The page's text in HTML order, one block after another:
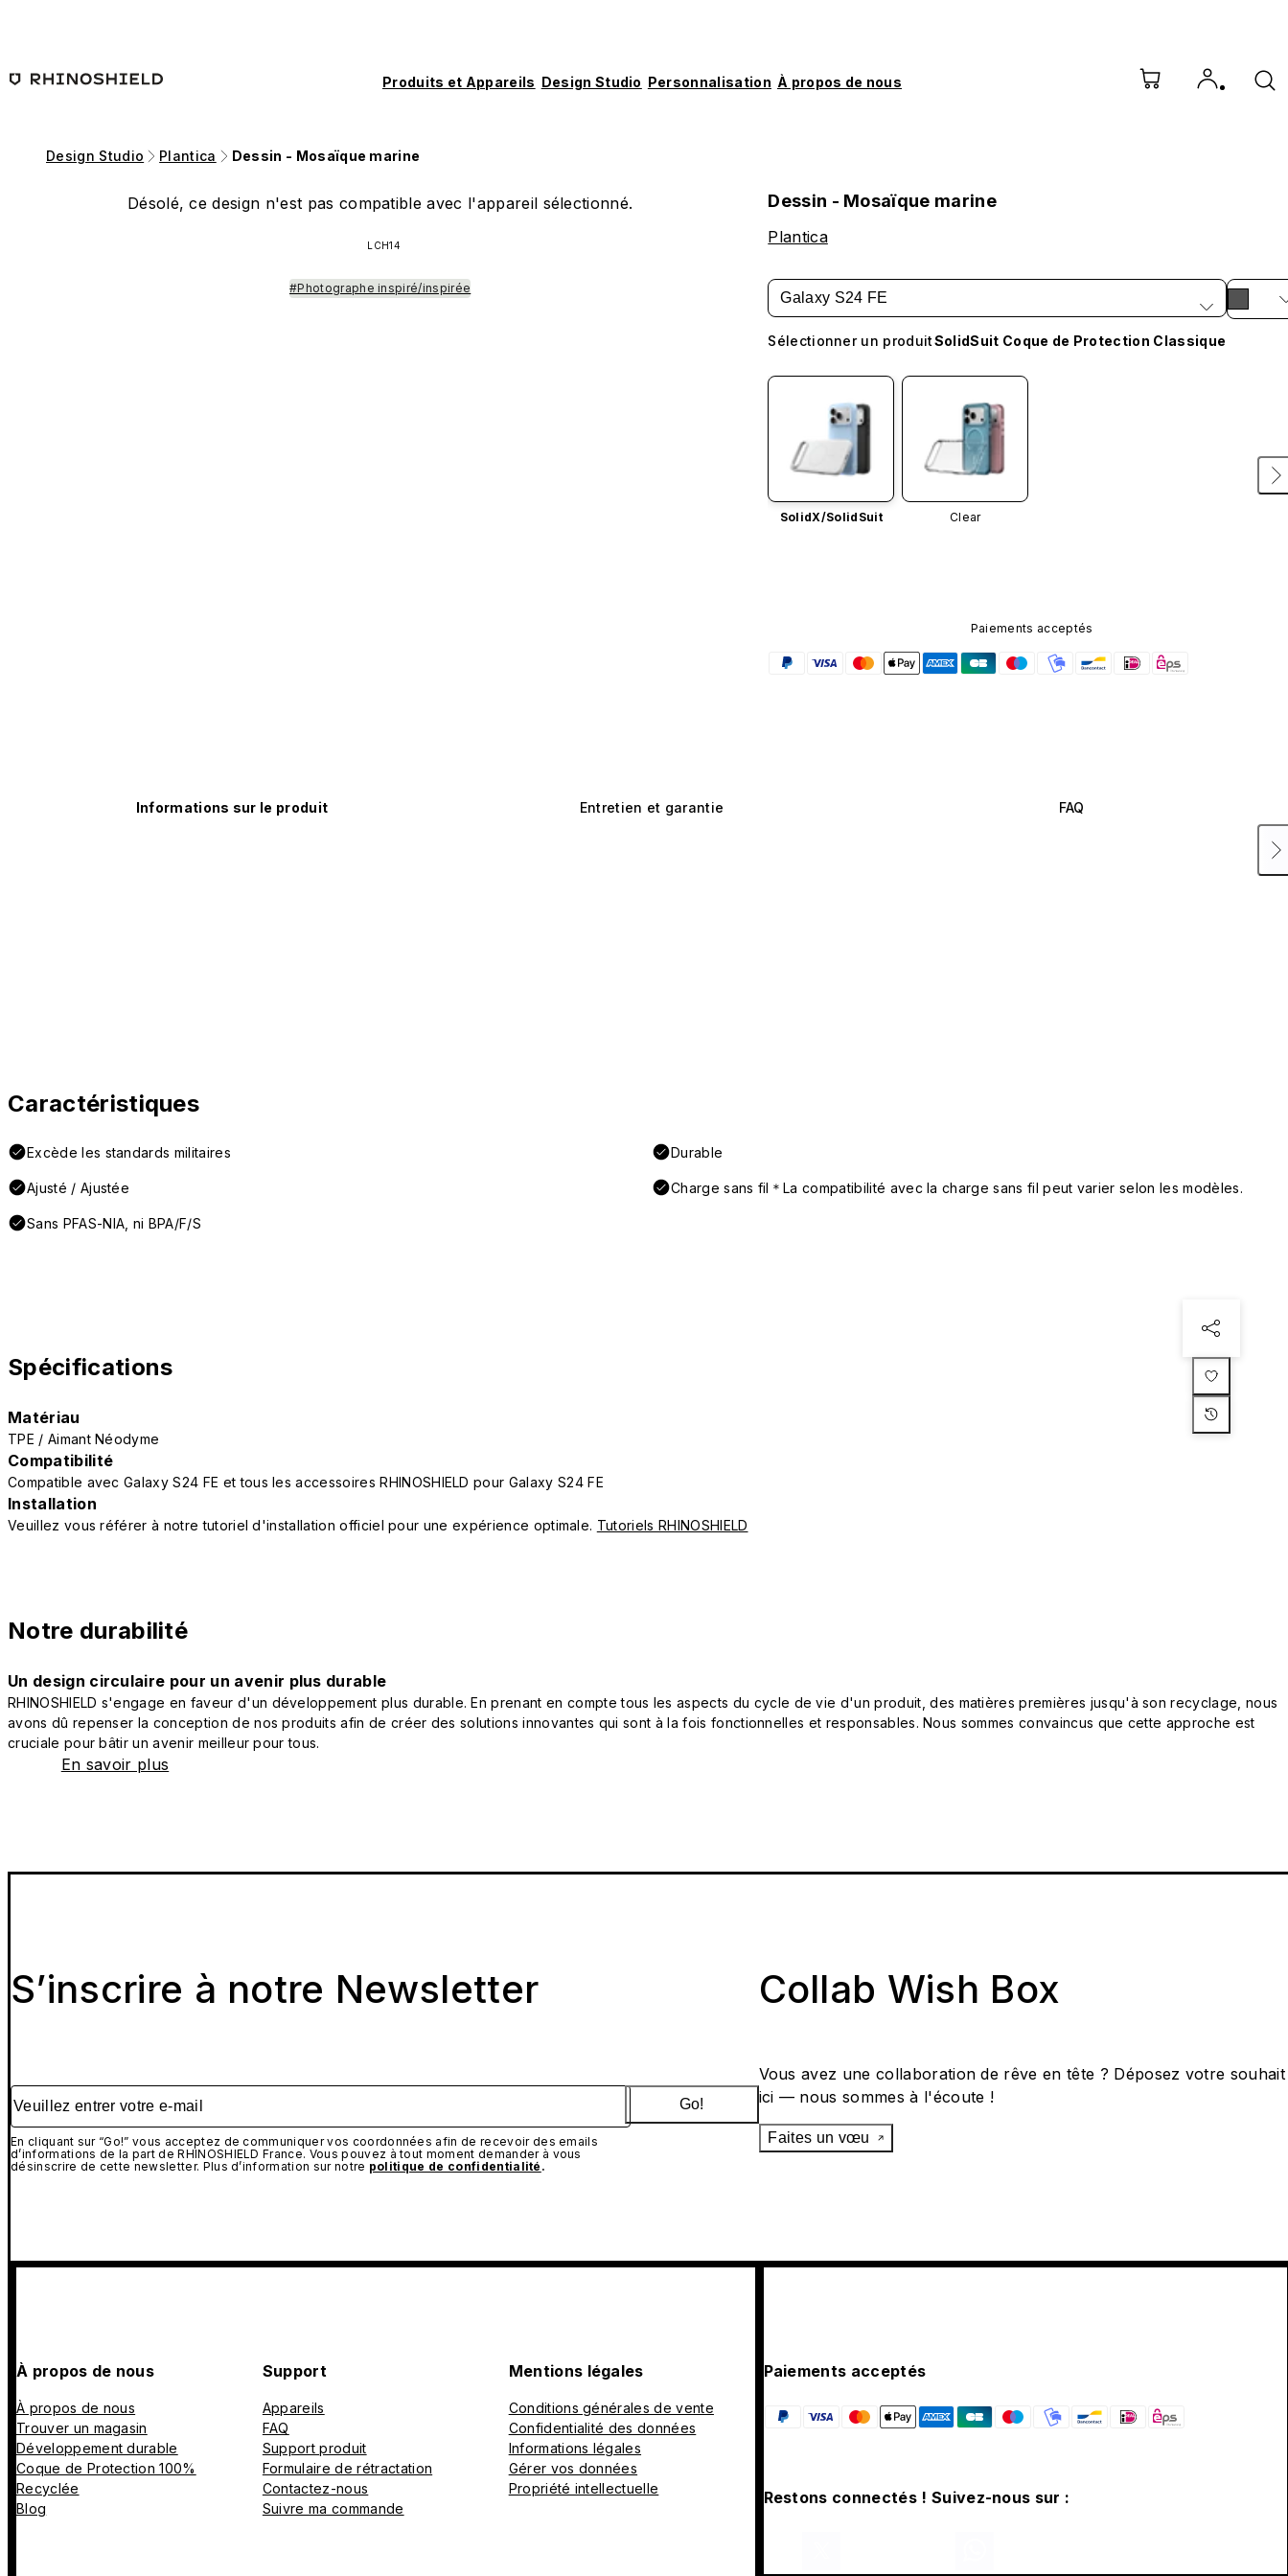
Produits et Appareils Design Studio Personnalisation À propos de nous
Design Studio Plantica Dessin - Mosaïque marine
Désolé, ce design n'est pas compatible avec l'appareil sélectionné.
LCH14
#Photographe inspiré/inspirée
Dessin - Mosaïque marine
Plantica
Galaxy S24 FE
Sélectionner un produitSolidSuit Coque de Protection Classique
SolidX/SolidSuit Clear
Paiements acceptés
Informations sur le produit Entretien et garantie FAQ
Caractéristiques
Excède les standards militaires Durable
Ajusté / Ajustée Charge sans fil＊La compatibilité avec la charge sans fil peut varier selon les modèles.
Sans PFAS-NIA, ni BPA/F/S
Spécifications
Matériau
TPE / Aimant Néodyme
Compatibilité
Compatible avec Galaxy S24 FE et tous les accessoires RHINOSHIELD pour Galaxy S24 FE
Installation
Veuillez vous référer à notre tutoriel d'installation officiel pour une expérience optimale. Tutoriels RHINOSHIELD
Notre durabilité
Un design circulaire pour un avenir plus durable
RHINOSHIELD s'engage en faveur d'un développement plus durable. En prenant en compte tous les aspects du cycle de vie d'un produit, des matières premières jusqu'à son recyclage, nous
avons dû repenser la conception de nos produits afin de créer des solutions innovantes qui sont à la fois fonctionnelles et responsables. Nous sommes convaincus que cette approche est
cruciale pour bâtir un avenir meilleur pour tous.
En savoir plus
S’inscrire à notre Newsletter
Veuillez entrer votre e-mail
En cliquant sur “Go!” vous acceptez de communiquer vos coordonnées afin de recevoir des emails
d’informations de la part de RHINOSHIELD France. Vous pouvez à tout moment demander à vous
désinscrire de cette newsletter. Plus d’information sur notre politique de confidentialité .
Go!
Collab Wish Box
Vous avez une collaboration de rêve en tête ? Déposez votre souhait
ici — nous sommes à l'écoute !
Faites un vœu
À propos de nous
À propos de nous
Trouver un magasin
Développement durable
Coque de Protection 100%
Recyclée
Blog
Support
Appareils
FAQ
Support produit
Formulaire de rétractation
Contactez-nous
Suivre ma commande
Mentions légales
Conditions générales de vente
Confidentialité des données
Informations légales
Gérer vos données
Propriété intellectuelle
Paiements acceptés
Restons connectés ! Suivez-nous sur :